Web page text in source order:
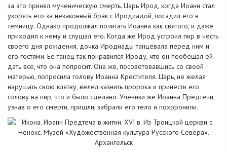
за это принял мученическую смерть. Царь Ирод, когда Иоанн стал
укорять его за незаконный брак с Иродиадой, посадил его в
темницу. Однако продолжал почитать Иоанна как святого, и даже
приходил к нему и слушал его. Когда же Ирод устроил пир в честь
своего дня рождения, дочка Иродиады танцевала перед ним и
его гостями. Ее танец так понравился Ироду, что он пообещал ей
дать все, что она попросит. Она же, посоветовавшись со своей
матерью, попросила голову Иоанна Крестителя. Царь, не желая
нарушать свою клятву, велел казнить пророка и принести его
голову на пир, что и было сделано. Ученики же Иоанна Предтечи,
узнав о его смерти, пришли, забрали его тело и похоронили.